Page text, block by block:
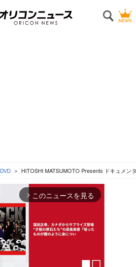
DVD HITOSHI MATSUMOTO Presents ドキュメン
arrow_forward_ios このニュースを見る